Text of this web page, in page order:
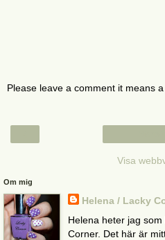
Please leave a comment it means
Visa
Om mig
Helena / Lacky
Helena heter jag
Corner. Det här är